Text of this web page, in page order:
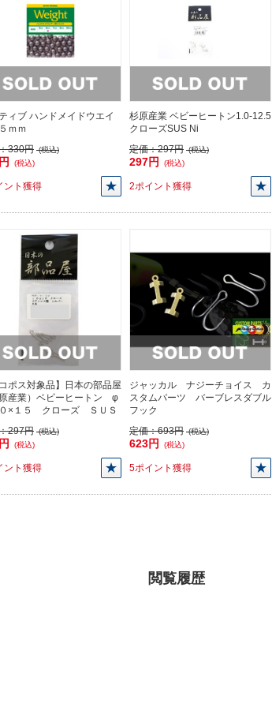
ィブ ハンドメイドウエイ
ｍｍ
330円 (税込)
(税込)
ント獲得
杉原産業 ベビーヒートン1.0-12.5
クローズSUS Ni
定価：297円 (税込)
297円 (税込)
2ポイント獲得
コポス対象品】日本の部品屋
原産業）ベビーヒートン φ
０×１５ クローズ ＳＵＳ
297円 (税込)
(税込)
ント獲得
ジャッカル ナジーチョイス カ
スタムパーツ バーブレスダブル
フック
定価：693円 (税込)
623円 (税込)
5ポイント獲得
閲覧履歴